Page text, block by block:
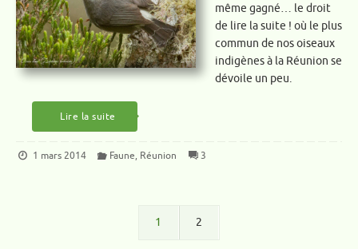
même gagné… le droit
de lire la suite ! où le plus
commun de nos oiseaux
indigènes à la Réunion se
dévoile un peu.
Lire la suite
1 mars 2014 Faune, Réunion 3
1 2